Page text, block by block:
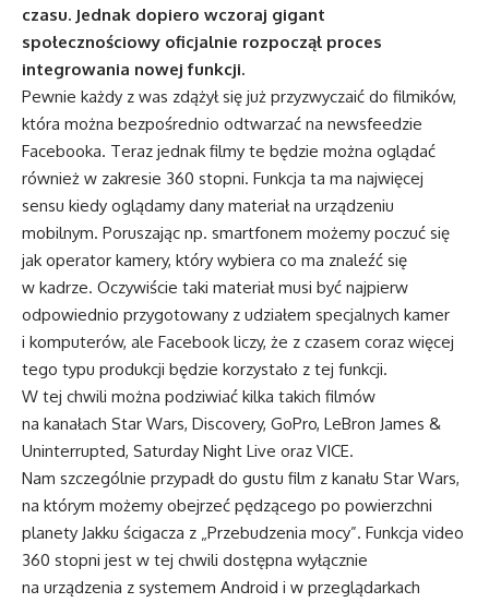
czasu. Jednak dopiero wczoraj gigant
społecznościowy oficjalnie rozpoczął proces
integrowania nowej funkcji.
Pewnie każdy z was zdążył się już przyzwyczaić do filmików,
która można bezpośrednio odtwarzać na newsfeedzie
Facebooka. Teraz jednak filmy te będzie można oglądać
również w zakresie 360 stopni. Funkcja ta ma najwięcej
sensu kiedy oglądamy dany materiał na urządzeniu
mobilnym. Poruszając np. smartfonem możemy poczuć się
jak operator kamery, który wybiera co ma znaleźć się
w kadrze. Oczywiście taki materiał musi być najpierw
odpowiednio przygotowany z udziałem specjalnych kamer
i komputerów, ale Facebook liczy, że z czasem coraz więcej
tego typu produkcji będzie korzystało z tej funkcji.
W tej chwili można podziwiać kilka takich filmów
na kanałach Star Wars, Discovery, GoPro, LeBron James &
Uninterrupted, Saturday Night Live oraz VICE.
Nam szczególnie przypadł do gustu film z kanału Star Wars,
na którym możemy obejrzeć pędzącego po powierzchni
planety Jakku ścigacza z „Przebudzenia mocy”. Funkcja video
360 stopni jest w tej chwili dostępna wyłącznie
na urządzenia z systemem Android i w przeglądarkach